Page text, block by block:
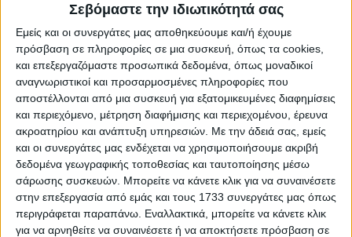
Σεβόμαστε την ιδιωτικότητά σας
Εμείς και οι συνεργάτες μας αποθηκεύουμε και/ή έχουμε
πρόσβαση σε πληροφορίες σε μια συσκευή, όπως τα cookies,
και επεξεργαζόμαστε προσωπικά δεδομένα, όπως μοναδικοί
αναγνωριστικοί και προσαρμοσμένες πληροφορίες που
αποστέλλονται από μια συσκευή για εξατομικευμένες διαφημίσεις
και περιεχόμενο, μέτρηση διαφήμισης και περιεχομένου, έρευνα
ακροατηρίου και ανάπτυξη υπηρεσιών. Με την άδειά σας, εμείς
και οι συνεργάτες μας ενδέχεται να χρησιμοποιήσουμε ακριβή
δεδομένα γεωγραφικής τοποθεσίας και ταυτοποίησης μέσω
σάρωσης συσκευών. Μπορείτε να κάνετε κλικ για να συναινέσετε
στην επεξεργασία από εμάς και τους 1733 συνεργάτες μας όπως
περιγράφεται παραπάνω. Εναλλακτικά, μπορείτε να κάνετε κλικ
για να αρνηθείτε να συναινέσετε ή να αποκτήσετε πρόσβαση σε
5 Αυγούστου, 2026
Κεντρικό Δελτίο Ειδήσεων
05.08.2026